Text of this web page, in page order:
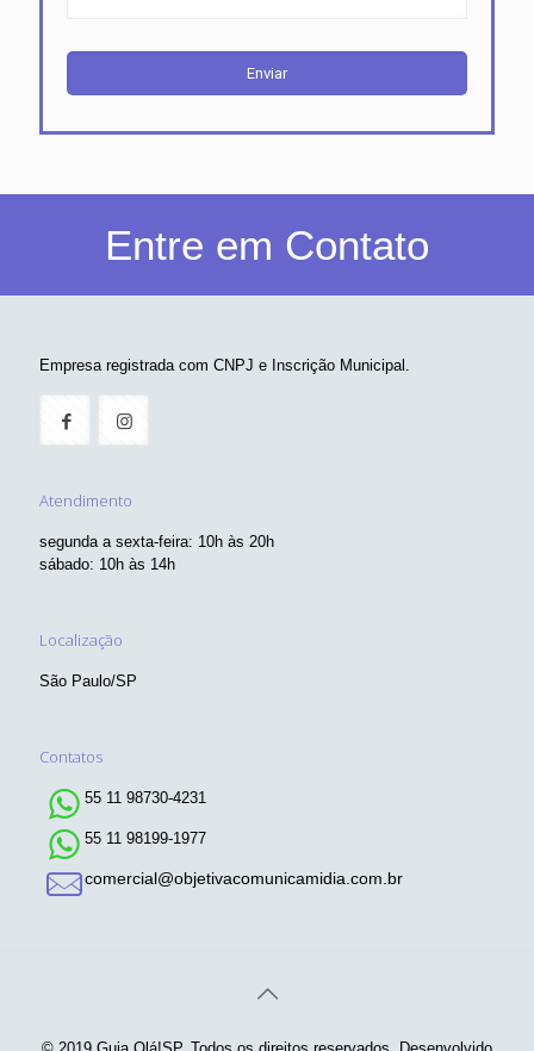
Entre em Contato
Empresa registrada com CNPJ e Inscrição Municipal.
Atendimento
segunda a sexta-feira: 10h às 20h
sábado: 10h às 14h
Localização
São Paulo/SP
Contatos
55 11 98730-4231
55 11 98199-1977
comercial@objetivacomunicamidia.com.br